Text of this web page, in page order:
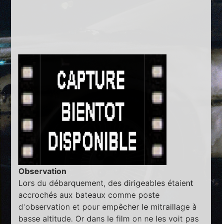
Observation
Lors du débarquement, des dirigeables étaient
accrochés aux bateaux comme poste
d'observation et pour empêcher le mitraillage à
basse altitude. Or dans le film on ne les voit pas